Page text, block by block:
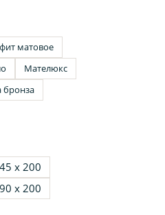
матовое
Мателюкс
бронза
45 х 200
90 х 200